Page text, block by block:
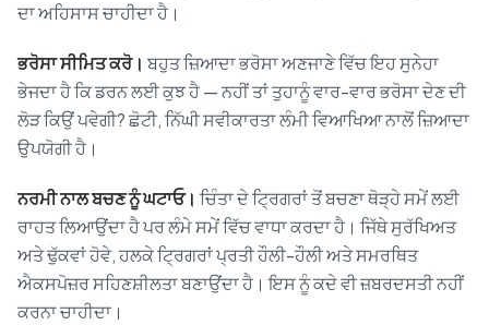
ਦਾ ਅਹਿਸਾਸ ਚਾਹੀਦਾ ਹੈ।
ਭਰੋਸਾ ਸੀਮਿਤ ਕਰੋ। ਬਹੁਤ ਜ਼ਿਆਦਾ ਭਰੋਸਾ ਅਣਜਾਣੇ ਵਿੱਚ ਇਹ ਸੁਨੇਹਾ
ਭੇਜਦਾ ਹੈ ਕਿ ਡਰਨ ਲਈ ਕੁਝ ਹੈ — ਨਹੀਂ ਤਾਂ ਤੁਹਾਨੂੰ ਵਾਰ-ਵਾਰ ਭਰੋਸਾ ਦੇਣ ਦੀ
ਲੋੜ ਕਿਉਂ ਪਵੇਗੀ? ਛੋਟੀ, ਨਿੱਘੀ ਸਵੀਕਾਰਤਾ ਲੰਮੀ ਵਿਆਖਿਆ ਨਾਲੋਂ ਜ਼ਿਆਦਾ
ਉਪਯੋਗੀ ਹੈ।
ਨਰਮੀ ਨਾਲ ਬਚਣ ਨੂੰ ਘਟਾਓ। ਚਿੰਤਾ ਦੇ ਟ੍ਰਿਗਰਾਂ ਤੋਂ ਬਚਣਾ ਥੋੜ੍ਹੇ ਸਮੇਂ ਲਈ
ਰਾਹਤ ਲਿਆਉਂਦਾ ਹੈ ਪਰ ਲੰਮੇ ਸਮੇਂ ਵਿੱਚ ਵਾਧਾ ਕਰਦਾ ਹੈ। ਜਿੱਥੇ ਸੁਰੱਖਿਅਤ
ਅਤੇ ਢੁੱਕਵਾਂ ਹੋਵੇ, ਹਲਕੇ ਟ੍ਰਿਗਰਾਂ ਪ੍ਰਤੀ ਹੌਲੀ-ਹੌਲੀ ਅਤੇ ਸਮਰਥਿਤ
ਐਕਸਪੋਜ਼ਰ ਸਹਿਣਸ਼ੀਲਤਾ ਬਣਾਉਂਦਾ ਹੈ। ਇਸ ਨੂੰ ਕਦੇ ਵੀ ਜ਼ਬਰਦਸਤੀ ਨਹੀਂ
ਕਰਨਾ ਚਾਹੀਦਾ।